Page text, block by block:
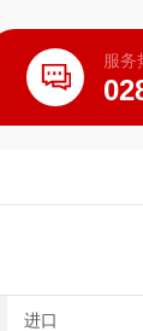
服务
进口